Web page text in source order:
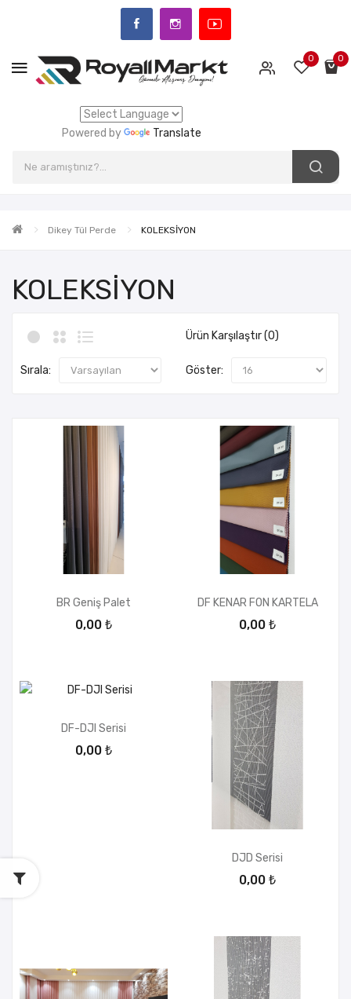
Powered by Translate
0 0
Dikey Tül Perde KOLEKSİYON
KOLEKSİYON
Ürün Karşılaştır (0)
Sırala: Göster:
BR Geniş Palet
0,00 ₺
DF KENAR FON KARTELA
0,00 ₺
DF-DJI Serisi
0,00 ₺
DJD Serisi
0,00 ₺